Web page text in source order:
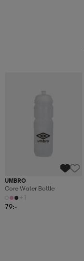
UMBRO
Core Water Bottle
+1
79:-